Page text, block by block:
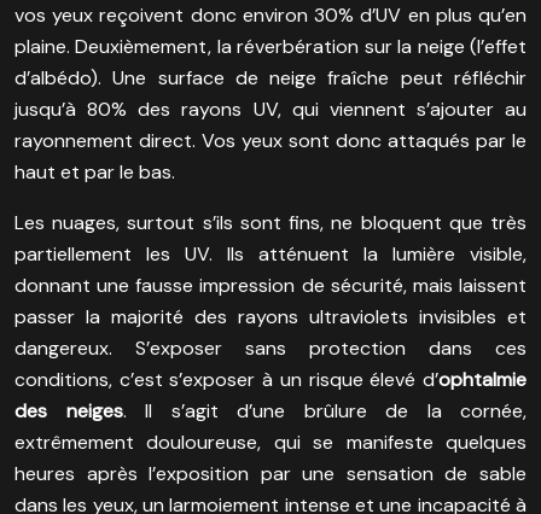
vos yeux reçoivent donc environ 30% d’UV en plus qu’en
plaine. Deuxièmement, la réverbération sur la neige (l’effet
d’albédo). Une surface de neige fraîche peut réfléchir
jusqu’à 80% des rayons UV, qui viennent s’ajouter au
rayonnement direct. Vos yeux sont donc attaqués par le
haut et par le bas.
Les nuages, surtout s’ils sont fins, ne bloquent que très
partiellement les UV. Ils atténuent la lumière visible,
donnant une fausse impression de sécurité, mais laissent
passer la majorité des rayons ultraviolets invisibles et
dangereux. S’exposer sans protection dans ces
conditions, c’est s’exposer à un risque élevé d’ophtalmie
des neiges. Il s’agit d’une brûlure de la cornée,
extrêmement douloureuse, qui se manifeste quelques
heures après l’exposition par une sensation de sable
dans les yeux, un larmoiement intense et une incapacité à